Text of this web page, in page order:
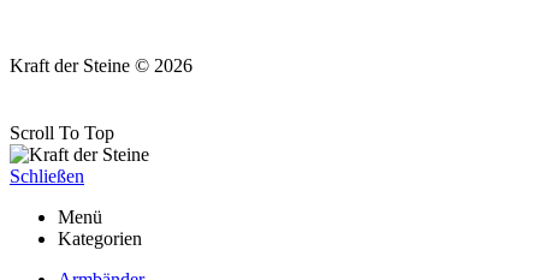
Kraft der Steine © 2026
Scroll To Top
Schließen
Menü
Kategorien